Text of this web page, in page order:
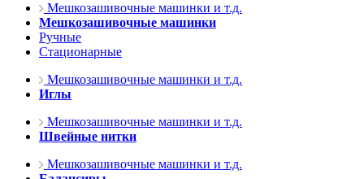
Мешкозашивочные машинки и т.д.
Мешкозашивочные машинки
Ручные
Стационарные
Мешкозашивочные машинки и т.д.
Иглы
Мешкозашивочные машинки и т.д.
Швейные нитки
Мешкозашивочные машинки и т.д.